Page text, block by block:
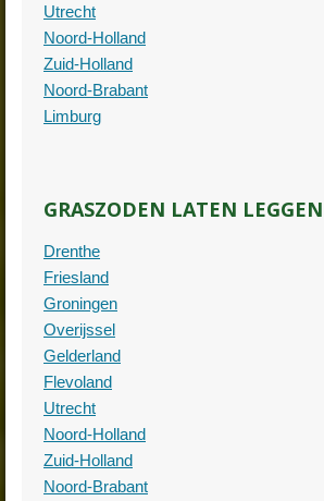
Utrecht
Noord-Holland
Zuid-Holland
Noord-Brabant
Limburg
GRASZODEN LATEN LEGGEN
Drenthe
Friesland
Groningen
Overijssel
Gelderland
Flevoland
Utrecht
Noord-Holland
Zuid-Holland
Noord-Brabant